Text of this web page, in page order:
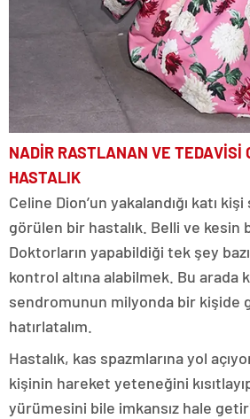
NADİR RASTLANAN VE TEDAVİSİ
HASTALIK
Celine Dion’un yakalandığı katı
görülen bir hastalık. Belli ve kesin
Doktorların yapabildiği tek şey
kontrol altına alabilmek. Bu arada
sendromunun milyonda bir kişide
hatırlatalım.
Hastalık, kas spazmlarına yol
kişinin hareket yeteneğini
yürümesini bile imkansız hale